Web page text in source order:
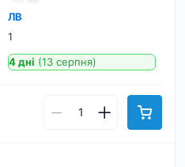
ЛВ
1
4 дні (13 серпня)